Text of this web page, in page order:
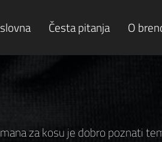
Česta pitanja O
za kosu je dobro poznati